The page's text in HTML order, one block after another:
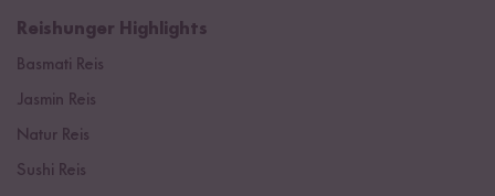
Reishunger Highlights
Basmati Reis
Jasmin Reis
Natur Reis
Sushi Reis